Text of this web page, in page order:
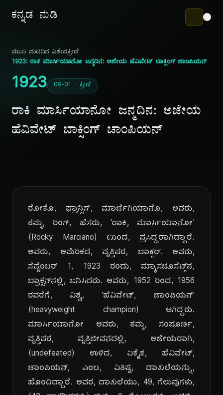
ಕನ್ನಡ ನುಡಿ
ಮುಖ ಪುಟದಿನ ವಿಶೇಷಕ್ರೀಡೆ
1923: ರಾಕಿ ಮಾರ್ಸಿಯಾನೋ ಜನ್ಮದಿನ: ಅಜೇಯ ಹೆವಿವೇಟ್ ಬಾಕ್ಸಿಂಗ್ ಚಾಂಪಿಯನ್
1923 09-01 · ಕ್ರೀಡೆ
ರಾಕಿ ಮಾರ್ಸಿಯಾನೋ ಜನ್ಮದಿನ: ಅಜೇಯ
ಹೆವಿವೇಟ್ ಬಾಕ್ಸಿಂಗ್ ಚಾಂಪಿಯನ್
ರೋಕೊ, ಫ್ರಾನ್ಸಿಸ್, ಮಾರ್ಚೆಗಿಯಾನೊ, ಅವರು,
ತಮ್ಮ, ರಿಂಗ್, ಹೆಸರು, 'ರಾಕಿ, ಮಾರ್ಸಿಯಾನೋ'
(Rocky Marciano) ಯಿಂದ, ಪ್ರಸಿದ್ಧರಾಗಿದ್ದಾರೆ.
ಅವರು, ಅಮೆರಿಕದ, ವೃತ್ತಿಪರ, ಬಾಕ್ಸರ್. ಅವರು,
ಸೆಪ್ಟೆಂಬರ್ 1, 1923 ರಂದು, ಮ್ಯಾಸಚೂಸೆಟ್ಸ್‌ನ,
ಬ್ರಾಕ್ಟನ್‌ನಲ್ಲಿ, ಜನಿಸಿದರು. ಅವರು, 1952 ರಿಂದ, 1956
ರವರೆಗೆ, ವಿಶ್ವ, 'ಹೆವಿವೇಟ್, ಚಾಂಪಿಯನ್'
(heavyweight champion) ಆಗಿದ್ದರು.
ಮಾರ್ಸಿಯಾನೋ ಅವರು, ತಮ್ಮ, ಸಂಪೂರ್ಣ,
ವೃತ್ತಿಪರ, ವೃತ್ತಿಜೀವನದಲ್ಲಿ, ಅಜೇಯರಾಗಿ,
(undefeated) ಉಳಿದ, ಏಕೈಕ, ಹೆವಿವೇಟ್,
ಚಾಂಪಿಯನ್, ಎಂಬ, ವಿಶಿಷ್ಟ, ದಾಖಲೆಯನ್ನು,
ಹೊಂದಿದ್ದಾರೆ. ಅವರ, ದಾಖಲೆಯು, 49, ಗೆಲುವುಗಳು,